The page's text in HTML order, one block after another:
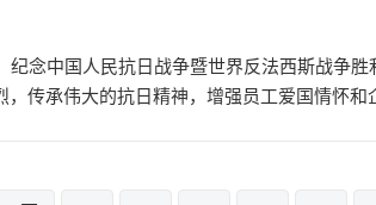
纪念中国人民抗日战争暨世界反法西斯战争
，传承伟大的抗日精神，增强员工爱国情怀和